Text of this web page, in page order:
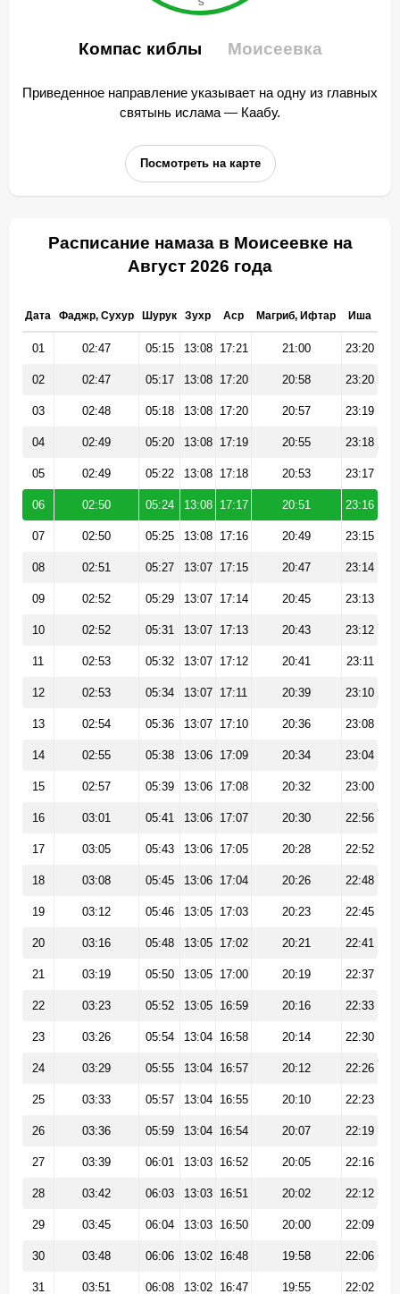
Компас киблы Моисеевка
Приведенное направление указывает на одну из главных
святынь ислама — Каабу.
Посмотреть на карте
Расписание намаза в Моисеевке на
Август 2026 года
Дата Фаджр, Сухур Шурук Зухр Аср Магриб, Ифтар Иша
01 02:47 05:15 13:08 17:21 21:00 23:20
02 02:47 05:17 13:08 17:20 20:58 23:20
03 02:48 05:18 13:08 17:20 20:57 23:19
04 02:49 05:20 13:08 17:19 20:55 23:18
05 02:49 05:22 13:08 17:18 20:53 23:17
06 02:50 05:24 13:08 17:17 20:51 23:16
07 02:50 05:25 13:08 17:16 20:49 23:15
08 02:51 05:27 13:07 17:15 20:47 23:14
09 02:52 05:29 13:07 17:14 20:45 23:13
10 02:52 05:31 13:07 17:13 20:43 23:12
11 02:53 05:32 13:07 17:12 20:41 23:11
12 02:53 05:34 13:07 17:11 20:39 23:10
13 02:54 05:36 13:07 17:10 20:36 23:08
14 02:55 05:38 13:06 17:09 20:34 23:04
15 02:57 05:39 13:06 17:08 20:32 23:00
16 03:01 05:41 13:06 17:07 20:30 22:56
17 03:05 05:43 13:06 17:05 20:28 22:52
18 03:08 05:45 13:06 17:04 20:26 22:48
19 03:12 05:46 13:05 17:03 20:23 22:45
20 03:16 05:48 13:05 17:02 20:21 22:41
21 03:19 05:50 13:05 17:00 20:19 22:37
22 03:23 05:52 13:05 16:59 20:16 22:33
23 03:26 05:54 13:04 16:58 20:14 22:30
24 03:29 05:55 13:04 16:57 20:12 22:26
25 03:33 05:57 13:04 16:55 20:10 22:23
26 03:36 05:59 13:04 16:54 20:07 22:19
27 03:39 06:01 13:03 16:52 20:05 22:16
28 03:42 06:03 13:03 16:51 20:02 22:12
29 03:45 06:04 13:03 16:50 20:00 22:09
30 03:48 06:06 13:02 16:48 19:58 22:06
31 03:51 06:08 13:02 16:47 19:55 22:02